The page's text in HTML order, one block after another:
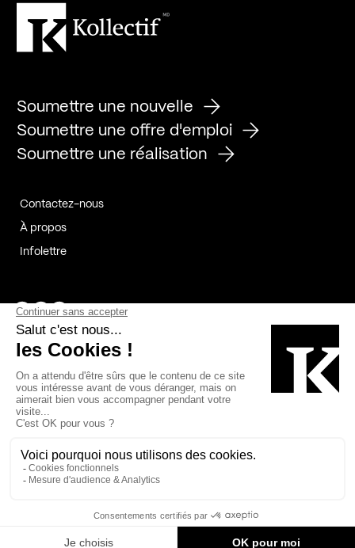
Soumettre une nouvelle
Soumettre une offre d'emploi
Soumettre une réalisation
Contactez-nous
À propos
Infolettre
Page Facebook de Kollectif
Page Instagram de Kollectif
Page Linkedin de Kollectif
Bâtiment-Durable-Québec-1
Esquisses-1
MP-1 v2com-1
Cookies